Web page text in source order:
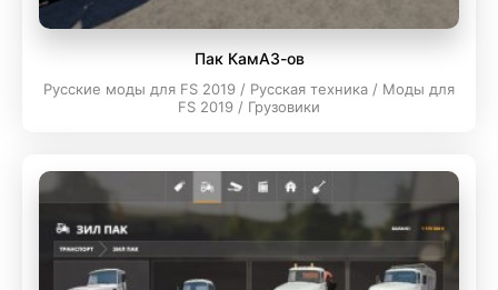
Пак КамАЗ-ов
Русские моды для FS 2019 / Русская техника / Моды для
FS 2019 / Грузовики